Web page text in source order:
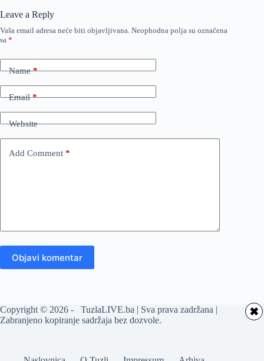
Leave a Reply
Vaša email adresa neće biti objavljivana. Neophodna polja su označena
sa *
Name*
Email*
Website
Add Comment *
Objavi komentar
Copyright © 2026 - TuzlaLIVE.ba | Sva prava zadržana |
Zabranjeno kopiranje sadržaja bez dozvole.
✖